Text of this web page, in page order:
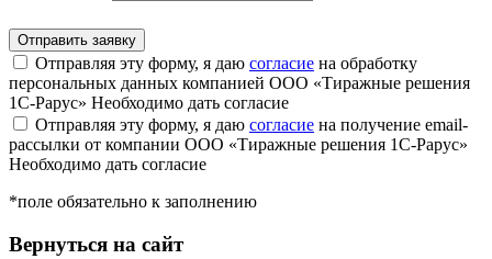
Отправляя эту форму, я даю согласие на обработку
персональных данных компанией ООО «Тиражные решения
1С-Рарус» Необходимо дать согласие
Отправляя эту форму, я даю согласие на получение email-
рассылки от компании ООО «Тиражные решения 1С-Рарус»
Необходимо дать согласие
*поле обязательно к заполнению
Вернуться на сайт